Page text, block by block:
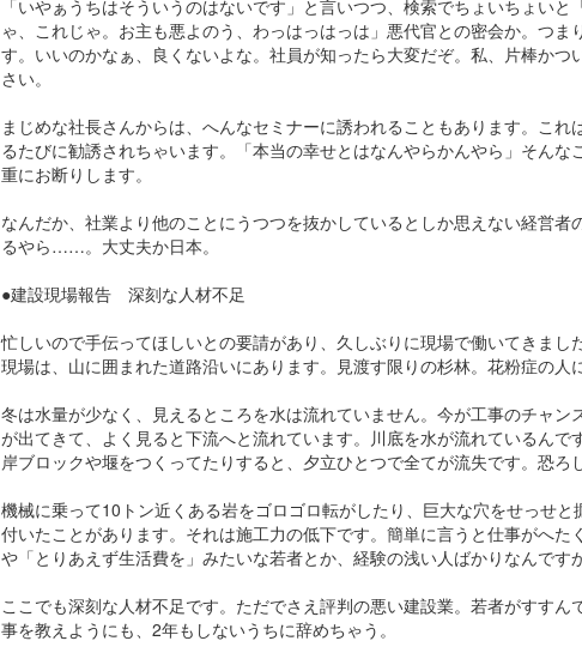
「いやぁうちはそういうのはないです」と言いつつ、検索でちょいちょい
ゃ、これじゃ。お主も悪よのう、わっはっはっは」悪代官との密会か。つ
す。いいのかなぁ、良くないよな。社員が知ったら大変だぞ。私、片棒かつ
さい。
まじめな社長さんからは、へんなセミナーに誘われることもあります。こ
るたびに勧誘されちゃいます。「本当の幸せとはなんやらかんやら」そん
重にお断りします。
なんだか、社業より他のことにうつつを抜かしているとしか思えない経営
るやら……。大丈夫か日本。
●建設現場報告 深刻な人材不足
忙しいので手伝ってほしいとの要請があり、久しぶりに現場で働いてきま
現場は、山に囲まれた道路沿いにあります。見渡す限りの杉林。花粉症の人
冬は水量が少なく、見えるところを水は流れていません。今が工事のチャ
が出てきて、よく見ると下流へと流れています。川底を水が流れているん
岸ブロックや堰をつくってたりすると、夕立ひとつで全てが流失です。恐ろ
機械に乗って10トン近くある岩をゴロゴロ転がしたり、巨大な穴をせっせ
付いたことがあります。それは施工力の低下です。簡単に言うと仕事がへた
や「とりあえず生活費を」みたいな若者とか、経験の浅い人ばかりなんです
ここでも深刻な人材不足です。ただでさえ評判の悪い建設業。若者がすす
事を教えようにも、2年もしないうちに辞めちゃう。